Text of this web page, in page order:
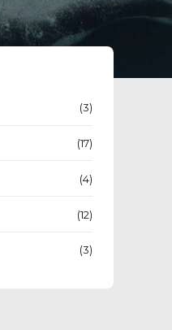
(3)
(17)
(4)
(12)
(3)